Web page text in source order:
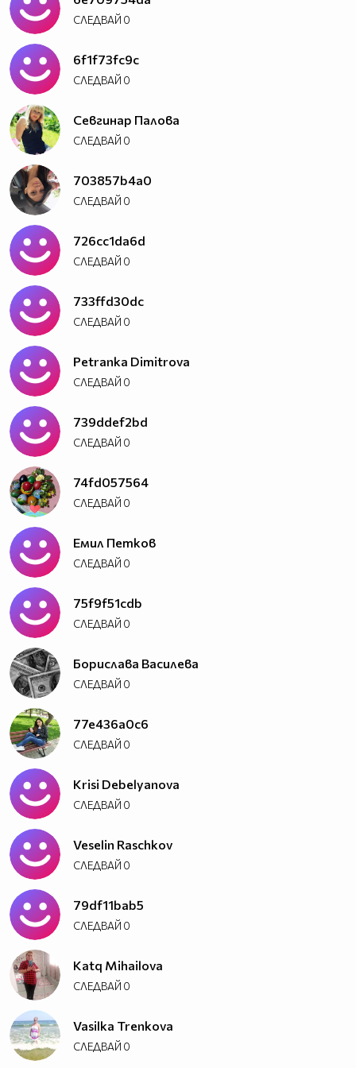
СЛЕДВАЙ 0
6f1f73fc9c
СЛЕДВАЙ 0
Севгинар Палова
СЛЕДВАЙ 0
703857b4a0
СЛЕДВАЙ 0
726cc1da6d
СЛЕДВАЙ 0
733ffd30dc
СЛЕДВАЙ 0
Petranka Dimitrova
СЛЕДВАЙ 0
739ddef2bd
СЛЕДВАЙ 0
74fd057564
СЛЕДВАЙ 0
Емил Петков
СЛЕДВАЙ 0
75f9f51cdb
СЛЕДВАЙ 0
Борислава Василева
СЛЕДВАЙ 0
77e436a0c6
СЛЕДВАЙ 0
Krisi Debelyanova
СЛЕДВАЙ 0
Veselin Raschkov
СЛЕДВАЙ 0
79df11bab5
СЛЕДВАЙ 0
Katq Mihailova
СЛЕДВАЙ 0
Vasilka Trenkova
СЛЕДВАЙ 0